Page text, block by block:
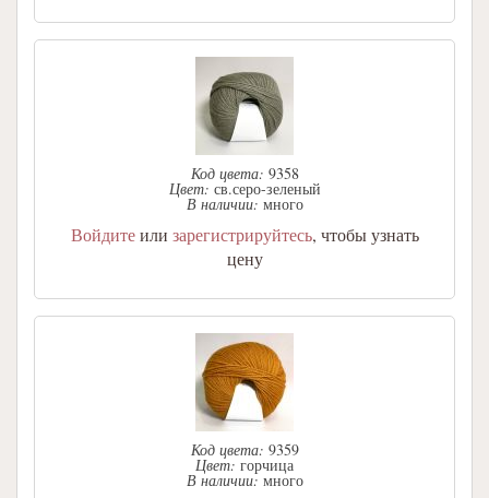
Код цвета: 9358
Цвет: св.серо-зеленый
В наличии: много
Войдитеили зарегистрируйтесь, чтобы узнать
цену
Код цвета: 9359
Цвет: горчица
В наличии: много